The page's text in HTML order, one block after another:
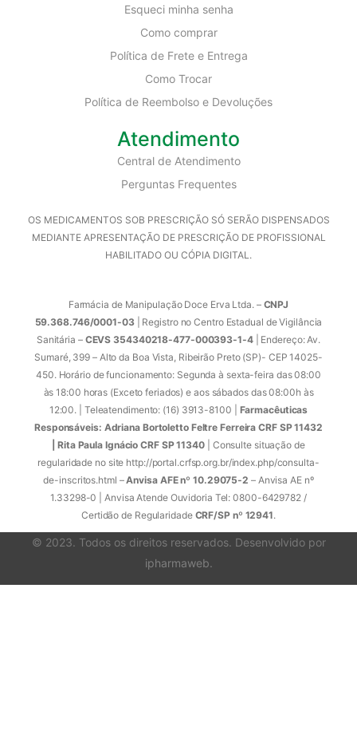
Esqueci minha senha
Como comprar
Política de Frete e Entrega
Como Trocar
Política de Reembolso e Devoluções
Atendimento
Central de Atendimento
Perguntas Frequentes
OS MEDICAMENTOS SOB PRESCRIÇÃO SÓ SERÃO DISPENSADOS
MEDIANTE APRESENTAÇÃO DE PRESCRIÇÃO DE PROFISSIONAL
HABILITADO OU CÓPIA DIGITAL.
Farmácia de Manipulação Doce Erva Ltda. – CNPJ
59.368.746/0001-03| Registro no Centro Estadual de Vigilância
Sanitária –CEVS 354340218-477-000393-1-4| Endereço: Av.
Sumaré, 399 – Alto da Boa Vista, Ribeirão Preto (SP)- CEP 14025-
450. Horário de funcionamento: Segunda à sexta-feira das 08:00
às 18:00 horas (Exceto feriados) e aos sábados das 08:00h às
12:00. | Teleatendimento: (16) 3913-8100 | Farmacêuticas
Responsáveis: Adriana Bortoletto Feltre Ferreira CRF SP 11432
| Rita Paula Ignácio CRF SP 11340 | Consulte situação de
regularidade no site http://portal.crfsp.org.br/index.php/consulta-
de-inscritos.html –Anvisa AFE nº 10.29075-2 – Anvisa AE nº
1.33298-0 | Anvisa Atende Ouvidoria Tel: 0800-6429782 /
Certidão de Regularidade CRF/SP nº 12941.
© 2023. Todos os direitos reservados. Desenvolvido por
ipharmaweb.